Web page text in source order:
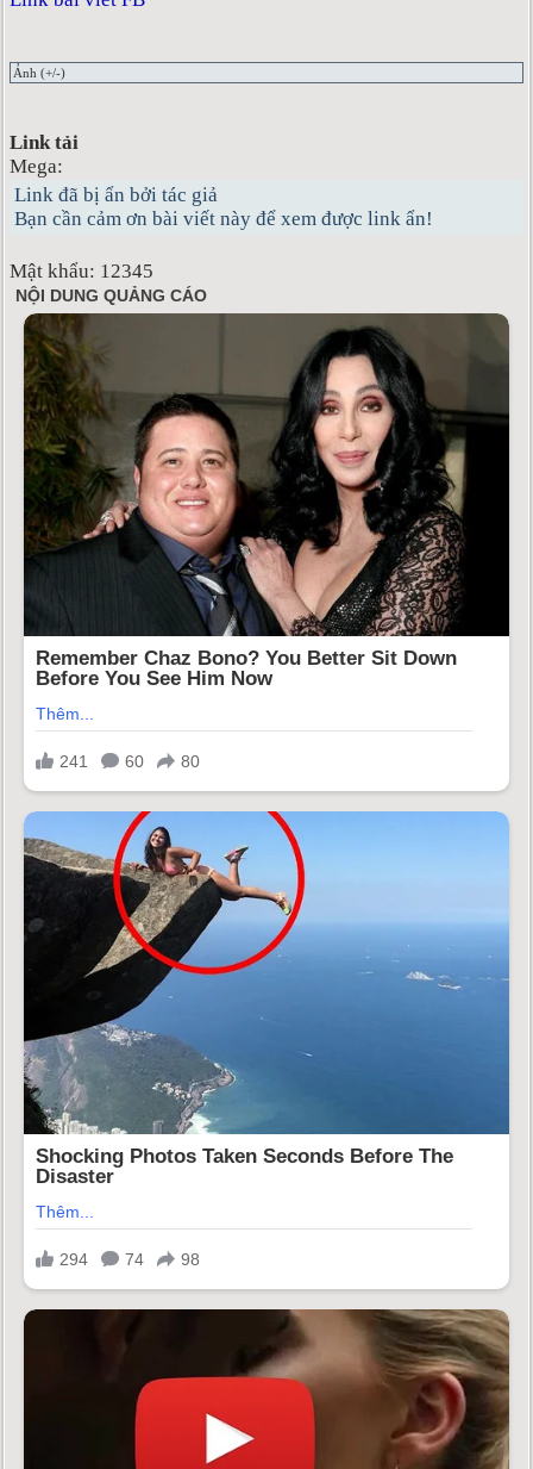
Ảnh (+/-)
Link tải
Mega:
Link đã bị ẩn bởi tác giả
Bạn cần cảm ơn bài viết này để xem được link ẩn!
Mật khẩu: 12345